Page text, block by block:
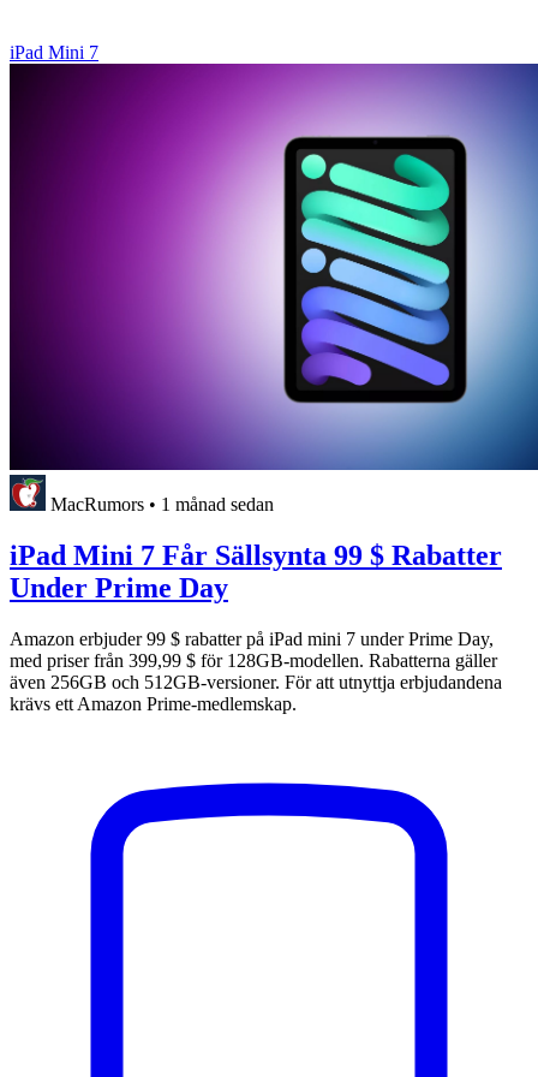
iPad Mini 7
MacRumors • 1 månad sedan
iPad Mini 7 Får Sällsynta 99 $ Rabatter
Under Prime Day
Amazon erbjuder 99 $ rabatter på iPad mini 7 under Prime Day,
med priser från 399,99 $ för 128GB-modellen. Rabatterna gäller
även 256GB och 512GB-versioner. För att utnyttja erbjudandena
krävs ett Amazon Prime-medlemskap.